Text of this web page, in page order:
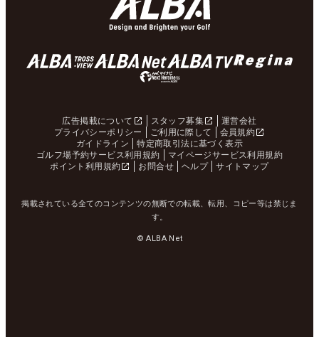
広告掲載について スタッフ募集
運営会社
プライバシーポリシー
ご利用に際して
会員規約
ガイドライン
特定商取引法に基づく表示
ゴルフ場予約サービス利用規約
マイページサービス利用規約
ポイント利用規約
お問合せ ヘルプ サイトマップ
掲載されている全てのコンテンツの無断での転載、転用、コピー等は禁じま
す。
© ALBA Net